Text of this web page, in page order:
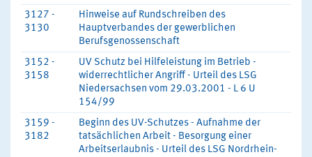
3127 -
3130
Hinweise auf Rundschreiben des
Hauptverbandes der gewerblichen
Berufsgenossenschaft
3152 -
3158
UV Schutz bei Hilfeleistung im Betrieb -
widerrechtlicher Angriff - Urteil des LSG
Niedersachsen vom 29.03.2001 - L 6 U
154/99
3159 -
3182
Beginn des UV-Schutzes - Aufnahme der
tatsächlichen Arbeit - Besorgung einer
Arbeitserlaubnis - Urteil des LSG Nordrhein-